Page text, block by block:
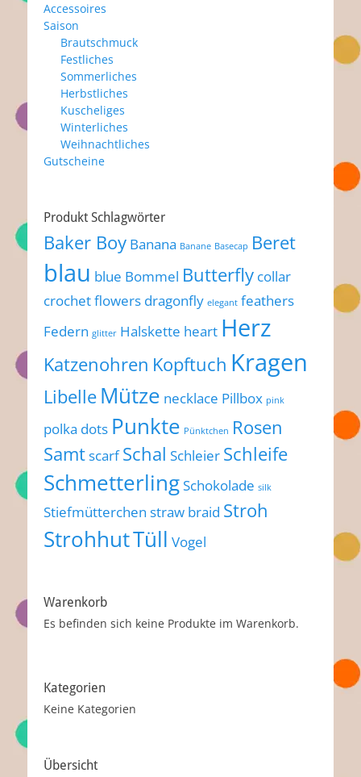
Accessoires
Saison
Brautschmuck
Festliches
Sommerliches
Herbstliches
Kuscheliges
Winterliches
Weihnachtliches
Gutscheine
Produkt Schlagwörter
Baker Boy Banana Banane Basecap Beret
blau blue Bommel Butterfly collar
crochet flowers dragonfly elegant feathers
Federn glitter Halskette heart Herz
Katzenohren Kopftuch Kragen
Libelle Mütze necklace Pillbox pink
polka dots Punkte Pünktchen Rosen
Samtscarf Schal Schleier Schleife
SchmetterlingSchokolade silk
Stiefmütterchen straw braid Stroh
StrohhutTüll Vogel
Warenkorb
Es befinden sich keine Produkte im Warenkorb.
Kategorien
Keine Kategorien
Übersicht